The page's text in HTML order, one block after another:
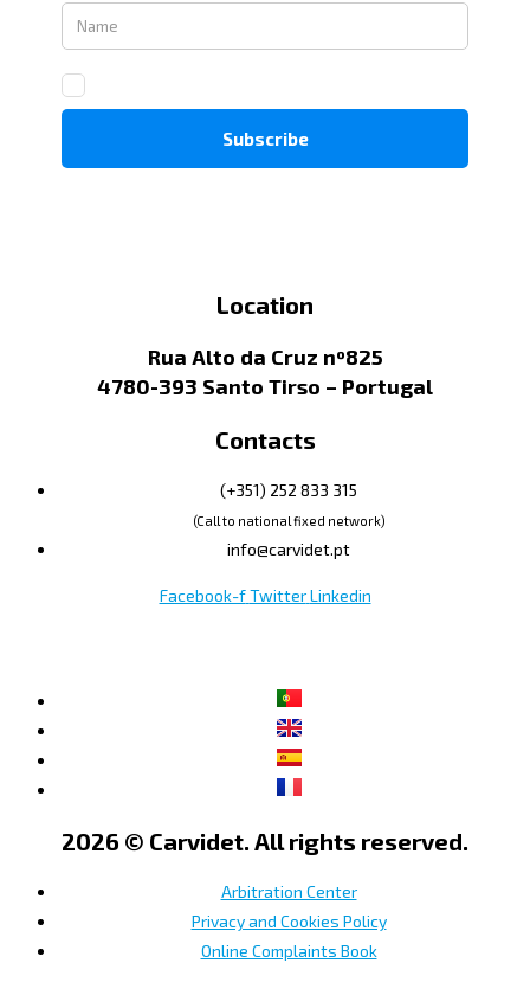
Location
Rua Alto da Cruz nº825
4780-393 Santo Tirso – Portugal
Contacts
(+351) 252 833 315
(Call to national fixed network)
info@carvidet.pt
Facebook-f Twitter Linkedin
2026 © Carvidet. All rights reserved.
Arbitration Center
Privacy and Cookies Policy
Online Complaints Book